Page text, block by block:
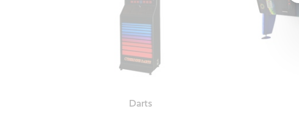
Darts